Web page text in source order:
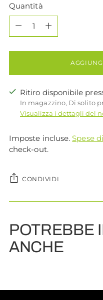
Quantità
Ritiro disponibile
In magazzino, Di solito
Visualizza i dettagli del
Imposte incluse.Spese
check-out.
CONDIVIDI
prodotto
al
carrello...
POTREBBE
ANCHE